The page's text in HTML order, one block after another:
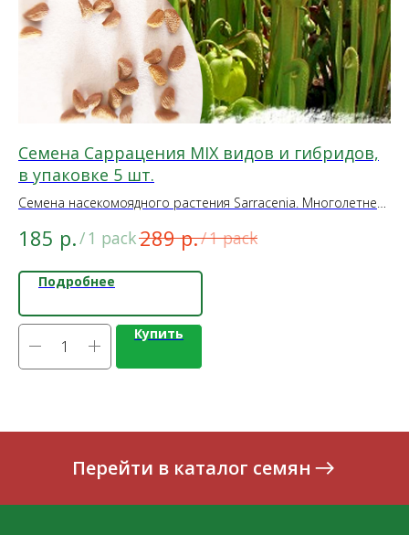
Семена Саррацения MIX видов и гибридов,
в упаковке 5 шт.
Семена насекомоядного растения Sarracenia. Многолетнее
185 р./1 pack289 р./1 pack
Подробнее
Купить
Перейти в каталог семян